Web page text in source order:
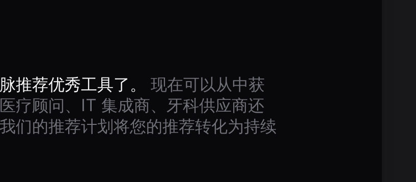
推荐优秀工具了。
现在可以从中获
疗顾问、IT 集成商、牙科供应商还
的推荐计划将您的推荐转化为持续